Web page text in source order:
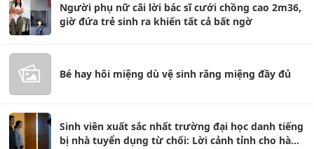
Người phụ nữ cãi lời bác sĩ cưới chồng cao 2m36,
giờ đứa trẻ sinh ra khiến tất cả bất ngờ
Bé hay hôi miệng dù vệ sinh răng miệng đầy đủ
Sinh viên xuất sắc nhất trường đại học danh tiếng
bị nhà tuyển dụng từ chối: Lời cảnh tỉnh cho hàng